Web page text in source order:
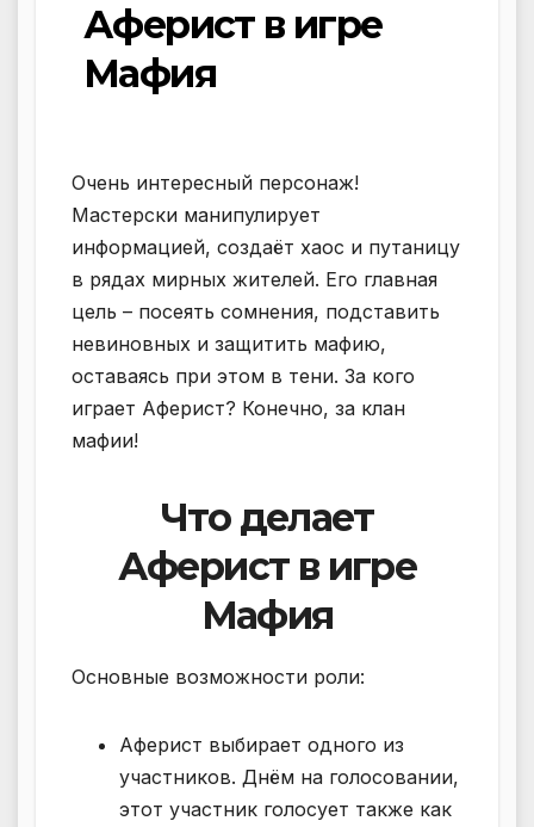
Аферист в игре
Мафия
Очень интересный персонаж!
Мастерски манипулирует
информацией, создаёт хаос и путаницу
в рядах мирных жителей. Его главная
цель – посеять сомнения, подставить
невиновных и защитить мафию,
оставаясь при этом в тени. За кого
играет Аферист? Конечно, за клан
мафии!
Что делает
Аферист в игре
Мафия
Основные возможности роли:
Аферист выбирает одного из
участников. Днём на голосовании,
этот участник голосует также как